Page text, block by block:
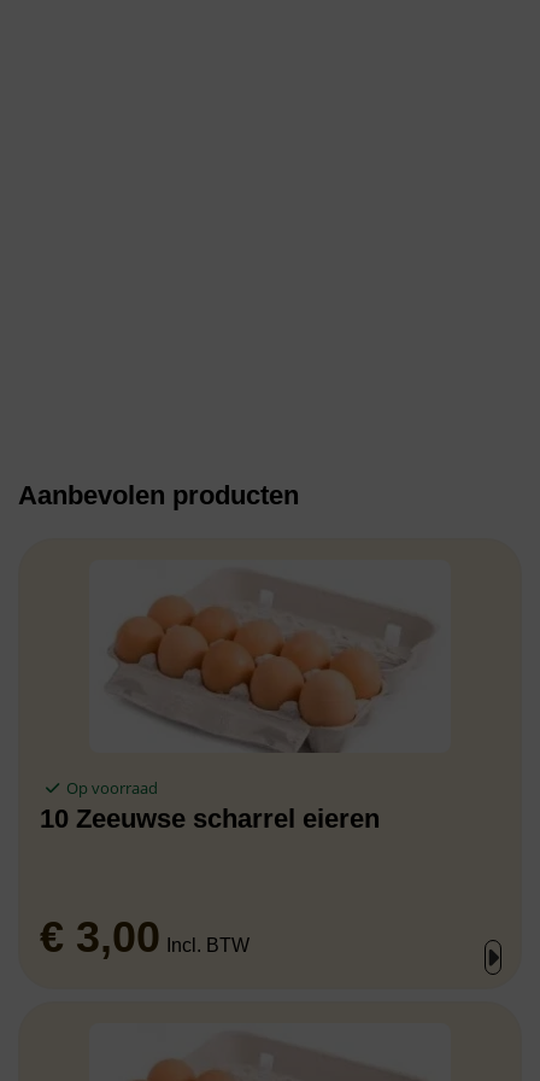
Aanbevolen producten
Op voorraad
10 Zeeuwse scharrel eieren
€ 3,00 Incl. BTW